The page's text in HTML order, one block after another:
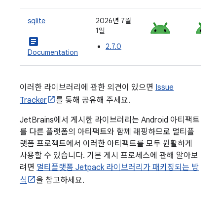
sqlite
article
Documentation
2026년 7월
1일
2.7.0
이러한 라이브러리에 관한 의견이 있으면 Issue
Tracker
를 통해 공유해 주세요.
JetBrains에서 게시한 라이브러리는 Android 아티팩트
를 다른 플랫폼의 아티팩트와 함께 래핑하므로 멀티플
랫폼 프로젝트에서 이러한 아티팩트를 모두 원활하게
사용할 수 있습니다. 기본 게시 프로세스에 관해 알아보
려면 멀티플랫폼 Jetpack 라이브러리가 패키징되는 방
식
을 참고하세요.